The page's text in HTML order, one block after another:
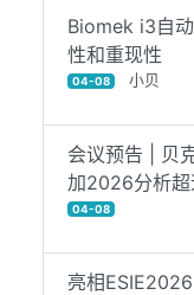
Biomek i3自
性和重现性
04-08 小贝
会议预告 | 贝
加2026分析
04-08
亮相